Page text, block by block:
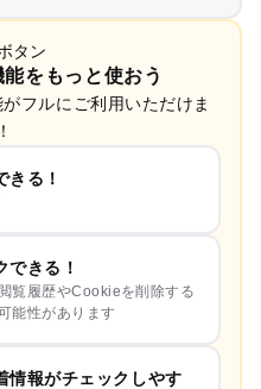
をもっと使おう
フルにご利用いただけま
きる！
できる！
覧履歴やCookieを削除する
能性があります
情報がチェックしやす